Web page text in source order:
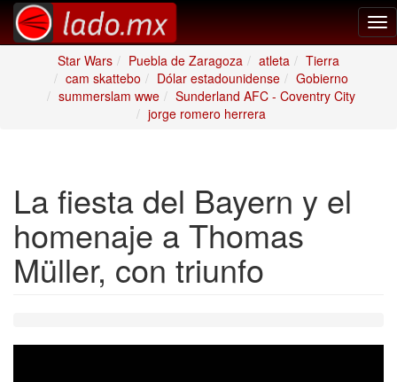
Star Wars
Puebla de Zaragoza atleta
Tierra
cam skattebo
Dólar estadounidense
Gobierno
summerslam wwe
Sunderland AFC - Coventry City
jorge romero herrera
La fiesta del Bayern y el
homenaje a Thomas
Müller, con triunfo